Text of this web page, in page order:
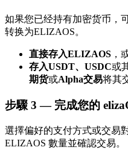
合夥人計劃
Bitrue渠道合伙人
如果您已经持有加密货币，
转换为ELIZAOS。
直接存入ELIZAOS ，
存入USDT、USDC或
期货或Alpha交易将其
步驟 3 — 完成您的
選擇偏好的支付方式或交易
ELIZAOS 數量並確認交易。